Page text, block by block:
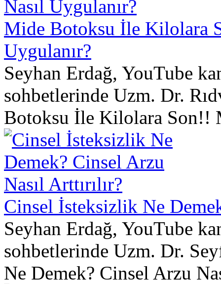
Mide Botoksu İle Kilolara
Uygulanır?
Seyhan Erdağ, YouTube
sohbetlerinde Uzm. Dr.
Botoksu İle Kilolara Son!!
Cinsel İsteksizlik Ne
Seyhan Erdağ, YouTube
sohbetlerinde Uzm. Dr.
Ne Demek? Cinsel Arzu